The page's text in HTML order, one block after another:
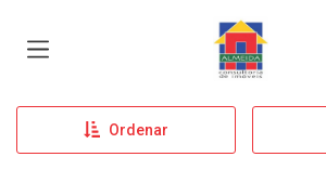
Página inicial
Ordenar